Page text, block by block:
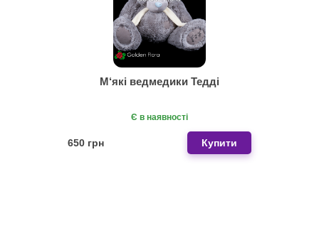
М‘які ведмедики Тедді
Є в наявності
650 грн Купити